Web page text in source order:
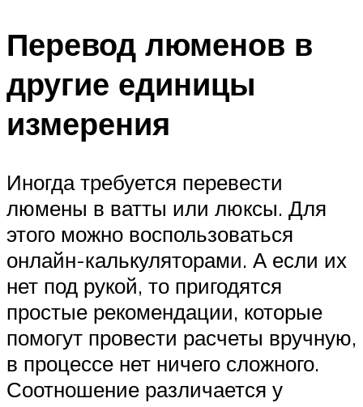
Перевод люменов в
другие единицы
измерения
Иногда требуется перевести
люмены в ватты или люксы. Для
этого можно воспользоваться
онлайн-калькуляторами. А если их
нет под рукой, то пригодятся
простые рекомендации, которые
помогут провести расчеты вручную,
в процессе нет ничего сложного.
Соотношение различается у